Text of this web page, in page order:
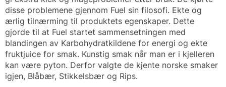
disse problemene gjennom Fuel sin filosofi. Ekte og
ærlig tilnærming til produktets egenskaper. Dette
gjorde til at Fuel startet sammensetningen med
blandingen av Karbohydratkildene for energi og ekte
fruktjuice for smak. Kunstig smak når man er i kjelleren
kan være pyton. Derfor valgte de kjente norske smaker
igjen, Blåbær, Stikkelsbær og Rips.